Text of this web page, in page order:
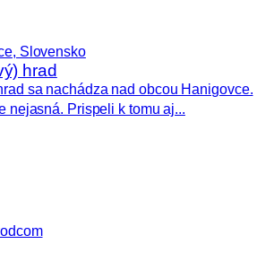
Slovensko
hrad
sa nachádza nad obcou Hanigovce.
nejasná. Prispeli k tomu aj...